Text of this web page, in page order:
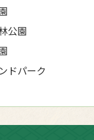
公園
ドパーク